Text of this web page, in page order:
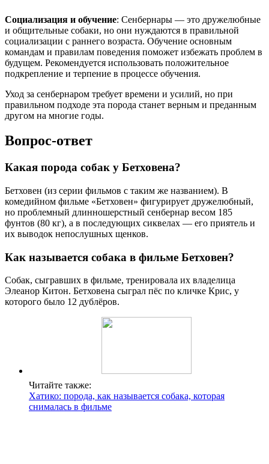
Социализация и обучение: Сенбернары — это дружелюбные
и общительные собаки, но они нуждаются в правильной
социализации с раннего возраста. Обучение основным
командам и правилам поведения поможет избежать проблем в
будущем. Рекомендуется использовать положительное
подкрепление и терпение в процессе обучения.
Уход за сенбернаром требует времени и усилий, но при
правильном подходе эта порода станет верным и преданным
другом на многие годы.
Вопрос-ответ
Какая порода собак у Бетховена?
Бетховен (из серии фильмов с таким же названием). В
комедийном фильме «Бетховен» фигурирует дружелюбный,
но проблемный длинношерстный сенбернар весом 185
фунтов (80 кг), а в последующих сиквелах — его приятель и
их выводок непослушных щенков.
Как называется собака в фильме Бетховен?
Собак, сыгравших в фильме, тренировала их владелица
Элеанор Китон. Бетховена сыграл пёс по кличке Крис, у
которого было 12 дублёров.
Читайте также:
Хатико: порода, как называется собака, которая
снималась в фильме